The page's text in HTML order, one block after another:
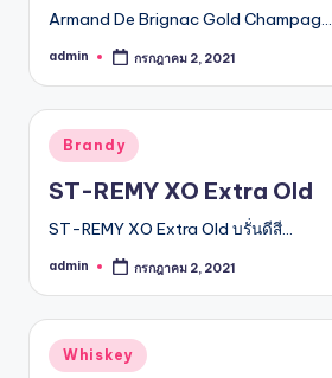
Armand De Brignac Gold Champag…
Posted
admin กรกฎาคม 2, 2021
Posted
in
Brandy
ST-REMY XO Extra Old
ST-REMY XO Extra Old บรั่นดีสี…
Posted
admin กรกฎาคม 2, 2021
Posted
Whiskey